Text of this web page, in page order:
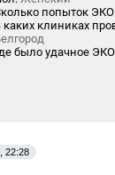
попыток
каких клиниках
было удачное
22:28